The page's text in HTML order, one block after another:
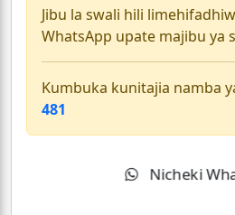
Jibu la swali hili
WhatsApp upate majibu ya
Kumbuka kunitajia namba
481
Nicheki